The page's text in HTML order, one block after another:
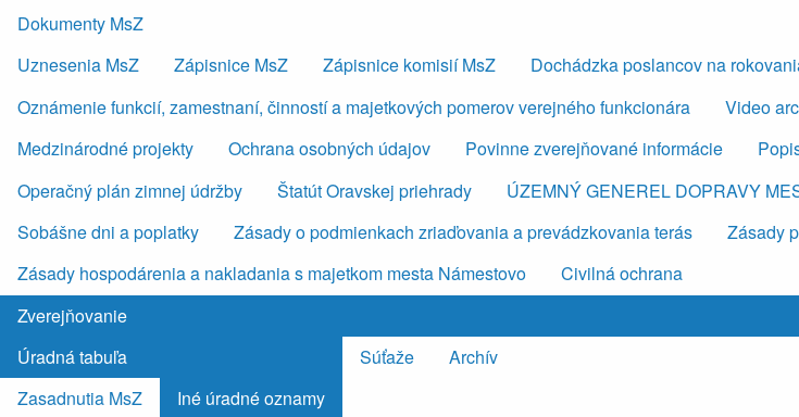
Dokumenty MsZ
Uznesenia MsZ
Zápisnice MsZ Zápisnice komisií MsZ
Dochádzka poslancov na
Oznámenie funkcií, zamestnaní, činností a majetkových pomerov verejného funkcionára
Video
Medzinárodné projekty
Ochrana osobných údajov Povinne zverejňované informácie
Operačný plán zimnej údržby
Štatút Oravskej priehrady ÚZEMNÝ GENEREL DOPRAVY
Sobášne dni a poplatky
Zásady o podmienkach zriaďovania a prevádzkovania terás
Zásady
Zásady hospodárenia a nakladania s majetkom mesta Námestovo
Civilná ochrana
Zverejňovanie
Úradná tabuľa
Zasadnutia MsZ
Iné úradné oznamy
Súťaže Archív